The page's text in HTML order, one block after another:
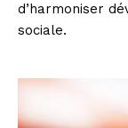
d’harmoniser
sociale.